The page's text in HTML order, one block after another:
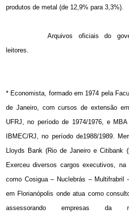
produtos de metal (de 12,9% para 3,3%).
Arquivos oficiais do
leitores.
* Economista, formado em 1974 pela
de Janeiro, com cursos de extensão
UFRJ, no período de 1974/1976, e
IBMEC/RJ, no período de1988/1989.
Lloyds Bank (Rio de Janeiro e Citibank
Exerceu diversos cargos executivos, na
como Cosigua – Nuclebrás – Multifrabril
em Florianópolis onde atua como
assessorando empresas da